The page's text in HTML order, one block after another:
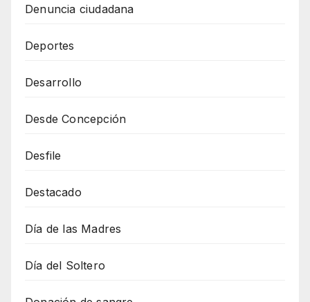
Denuncia ciudadana
Deportes
Desarrollo
Desde Concepción
Desfile
Destacado
Día de las Madres
Día del Soltero